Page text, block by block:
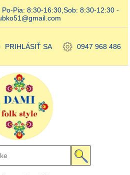
Po-Pia: 8:30-16:30,Sob: 8:30-12:30 -
PRIHLÁSIŤ SA 0947 968 486